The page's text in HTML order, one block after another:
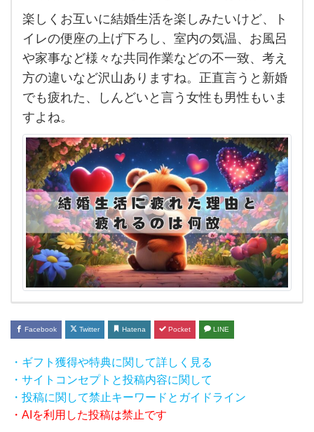
い結
婚生
活に
疲れ
た男
性や
女性
の結
婚し
て疲
れ
る理
由を
教え
て
く
だ
さ
い！
楽しくお互いに結婚生活を楽しみたいけど、ト
イレの便座の上げ下ろし、室内の気温、お風呂
や家事など様々な共同作業などの不一致、考え
方の違いなど沢山ありますね。正直言うと新婚
でも疲れた、しんどいと言う女性も男性もいま
すよね。
Facebook Twitter Hatena Pocket LINE
・ギフト獲得や特典に関して詳しく見る
・サイトコンセプトと投稿内容に関して
・投稿に関して禁止キーワードとガイドライン
・AIを利用した投稿は禁止です